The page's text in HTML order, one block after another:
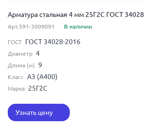
Арматура стальная 4 мм 25Г2С ГОСТ
Арт.591-3009091 В наличии
ГОСТ ГОСТ 34028-2016
Диаметр 4
Длина (м) 9
Класс А3 (А400)
Марка 25Г2С
Узнать цену